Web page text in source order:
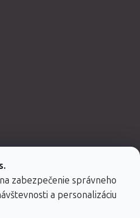
zabezpečenie správneho
a personalizáciu